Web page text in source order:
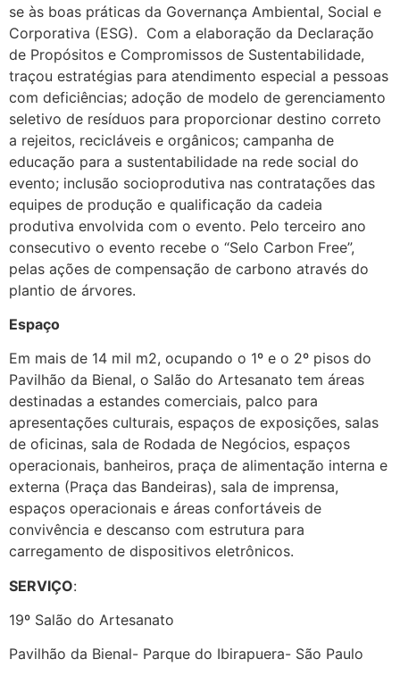
se às boas práticas da Governança Ambiental, Social e
Corporativa (ESG). Com a elaboração da Declaração
de Propósitos e Compromissos de Sustentabilidade,
traçou estratégias para atendimento especial a pessoas
com deficiências; adoção de modelo de gerenciamento
seletivo de resíduos para proporcionar destino correto
a rejeitos, recicláveis e orgânicos; campanha de
educação para a sustentabilidade na rede social do
evento; inclusão socioprodutiva nas contratações das
equipes de produção e qualificação da cadeia
produtiva envolvida com o evento. Pelo terceiro ano
consecutivo o evento recebe o “Selo Carbon Free”,
pelas ações de compensação de carbono através do
plantio de árvores.
Espaço
Em mais de 14 mil m2, ocupando o 1º e o 2º pisos do
Pavilhão da Bienal, o Salão do Artesanato tem áreas
destinadas a estandes comerciais, palco para
apresentações culturais, espaços de exposições, salas
de oficinas, sala de Rodada de Negócios, espaços
operacionais, banheiros, praça de alimentação interna e
externa (Praça das Bandeiras), sala de imprensa,
espaços operacionais e áreas confortáveis de
convivência e descanso com estrutura para
carregamento de dispositivos eletrônicos.
SERVIÇO:
19º Salão do Artesanato
Pavilhão da Bienal- Parque do Ibirapuera- São Paulo